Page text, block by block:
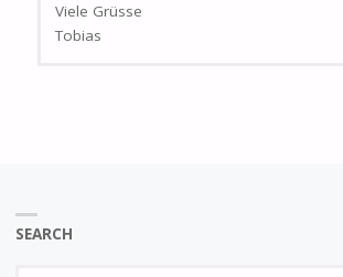
Viele Grüsse
Tobias
SEARCH